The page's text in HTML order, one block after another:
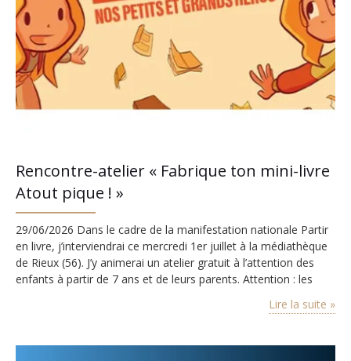
Rencontre-atelier « Fabrique ton mini-livre
Atout pique ! »
29/06/2026 Dans le cadre de la manifestation nationale Partir
en livre, j’interviendrai ce mercredi 1er juillet à la médiathèque
de Rieux (56). J’y animerai un atelier gratuit à l’attention des
enfants à partir de 7 ans et de leurs parents. Attention : les
Quelles sont les étapes qui permettent de passer du…
Lire la suite »